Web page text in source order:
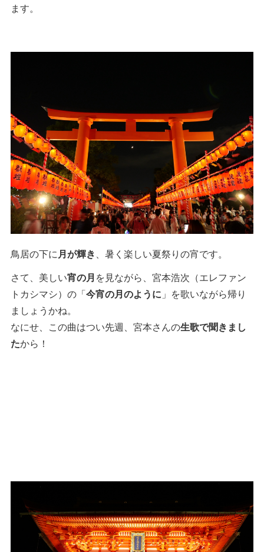
ます。
鳥居の下に 月が輝き 、暑く楽しい夏祭りの宵です。
さて、美しい宵の月 を見ながら、宮本浩次（エレファン
トカシマシ）の「今宵の月のように 」を歌いながら帰り
ましょうかね。
なにせ、この曲はつい先週、宮本さんの生歌で聞きまし
たから！